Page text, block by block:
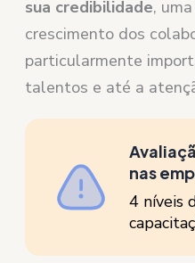
sua credibilidade,
crescimento dos
particularmente
talentos e até a
nas
4 níveis